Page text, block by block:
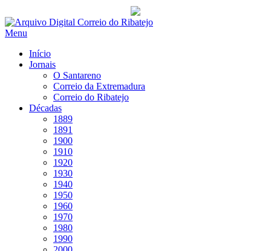
Saltar
para
Menu
Início
Jornais
O Santareno
Correio da Extremadura
Correio do Ribatejo
Décadas
1889
1891
1900
1910
1920
1930
1940
1950
1960
1970
1980
1990